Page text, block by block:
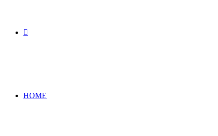
HOME